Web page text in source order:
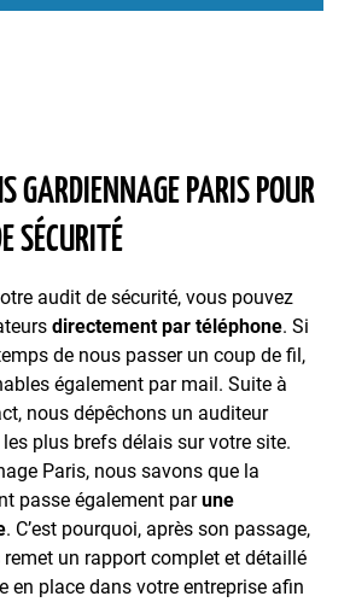
GARDIENNAGE PARIS POUR
SÉCURITÉ
audit de sécurité, vous pouvez
directement par téléphone. Si
de nous passer un coup de fil,
également par mail. Suite à
nous dépêchons un auditeur
plus brefs délais sur votre site.
Paris, nous savons que la
passe également parune
. C’est pourquoi, après son passage,
un rapport complet et détaillé
en place dans votre entreprise afin